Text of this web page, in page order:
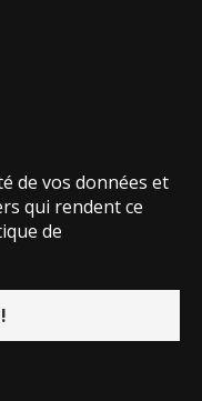
de vos données et
qui rendent ce
de